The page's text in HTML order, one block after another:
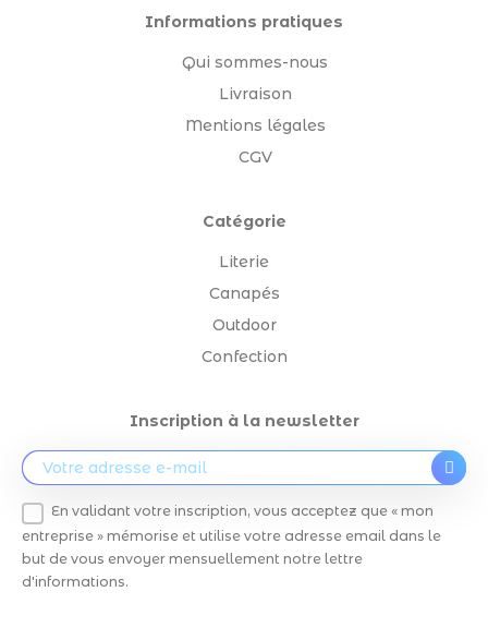
Informations pratiques
Qui sommes-nous
Livraison
Mentions légales
CGV
Catégorie
Literie
Canapés
Outdoor
Confection
Inscription à la newsletter
En validant votre inscription, vous acceptez que « mon
entreprise » mémorise et utilise votre adresse email dans le
but de vous envoyer mensuellement notre lettre
d'informations.